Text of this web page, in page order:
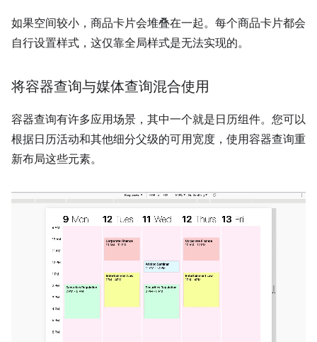
如果空间较小，商品卡片会堆叠在一起。每个商品卡片都会
自行设置样式，这仅靠全局样式是无法实现的。
将容器查询与媒体查询混合使用
容器查询有许多应用场景，其中一个就是日历组件。您可以
根据日历活动和其他细分父级的可用宽度，使用容器查询重
新布局这些元素。